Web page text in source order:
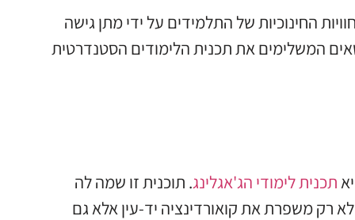
החינוכיות של התלמידים על ידי מתן גישה
המשלימים את תכנית הלימודים הסטנדרטית
תכנית לימודי הג'אגלינג. תוכנית זו שמה לה
רק משפרת את קואורדינציה יד-עין אלא גם